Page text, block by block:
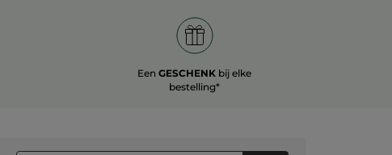
Een GESCHENK bij elke
bestelling*